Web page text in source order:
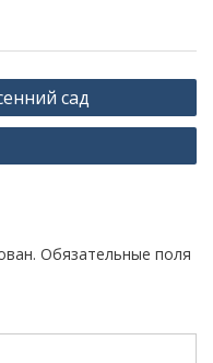
сад
Обязательные поля